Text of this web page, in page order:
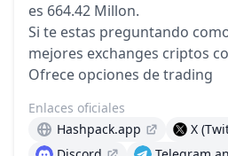
es 664.42 Millon.
Si te estas preguntando
mejores exchanges criptos
Ofrece opciones de trading
Enlaces oficiales
Hashpack.app
X